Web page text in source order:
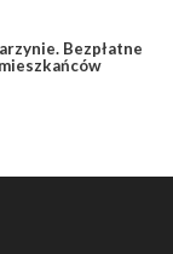
Bezpłatne